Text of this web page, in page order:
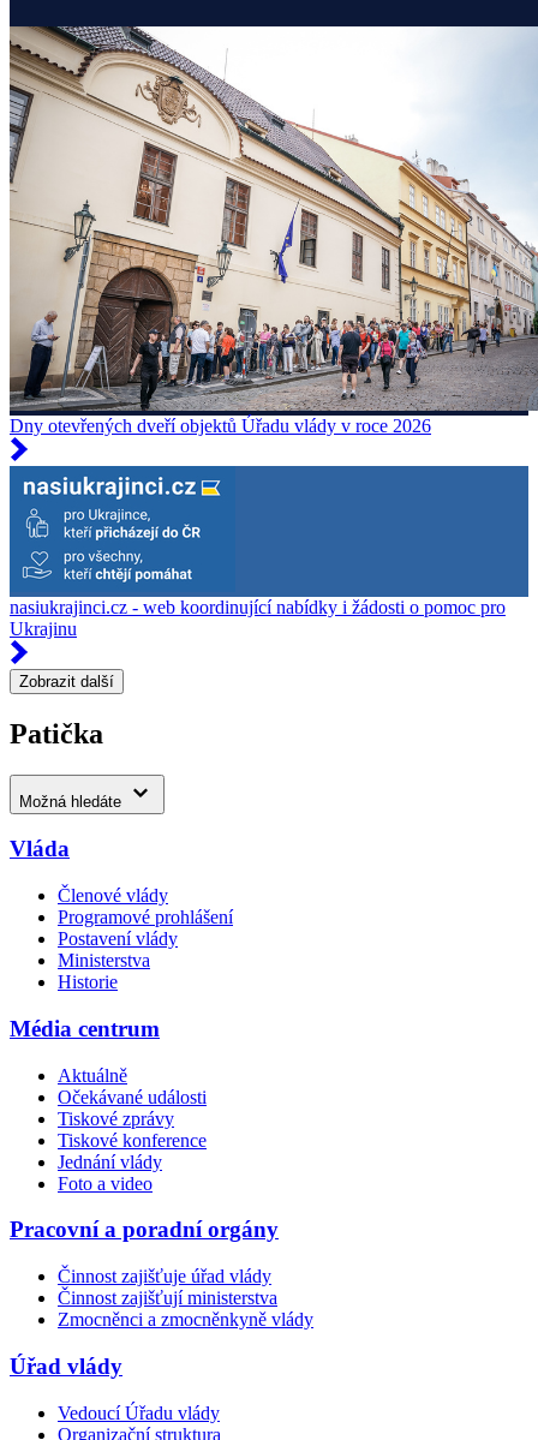
Dny otevřených dveří objektů Úřadu vlády v roce 2026
nasiukrajinci.cz - web koordinující nabídky i žádosti o pomoc pro
Ukrajinu
Zobrazit další
Patička
Možná hledáte
Vláda
Členové vlády
Programové prohlášení
Postavení vlády
Ministerstva
Historie
Média centrum
Aktuálně
Očekávané události
Tiskové zprávy
Tiskové konference
Jednání vlády
Foto a video
Pracovní a poradní orgány
Činnost zajišťuje úřad vlády
Činnost zajišťují ministerstva
Zmocněnci a zmocněnkyně vlády
Úřad vlády
Vedoucí Úřadu vlády
Organizační struktura